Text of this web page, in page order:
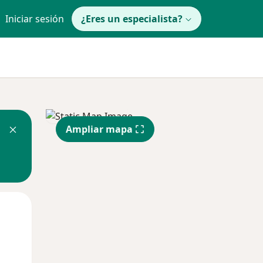
Iniciar sesión ¿Eres un especialista?
Ampliar mapa